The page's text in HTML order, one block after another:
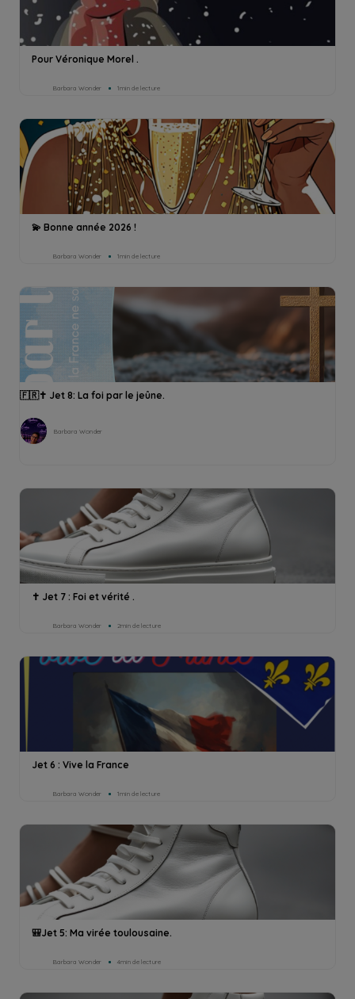
Pour Véronique Morel .
Barbara Wonder 1min de lecture
💫 Bonne année 2026 !
Barbara Wonder 1min de lecture
🇫🇷✝️ Jet 8: La foi par le jeûne.
Barbara Wonder
✝️ Jet 7 : Foi et vérité .
Barbara Wonder 2min de lecture
Jet 6 : Vive la France
Barbara Wonder 1min de lecture
🎒Jet 5: Ma virée toulousaine.
Barbara Wonder 4min de lecture